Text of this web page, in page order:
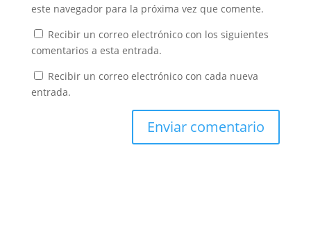
este navegador para la próxima vez que comente.
Recibir un correo electrónico con los siguientes
comentarios a esta entrada.
Recibir un correo electrónico con cada nueva
entrada.